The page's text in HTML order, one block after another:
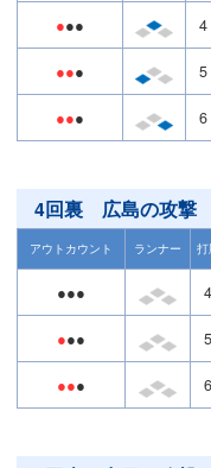
●●● 4
●●● 5
●●● 6
4回裏 広島の攻撃
アウトカウント ランナー 打
●●● 4
●●● 5
●●● 6